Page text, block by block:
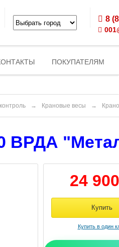
8
ПОКУПАТЕЛЯМ
→ Крановые весы →
ВРДА
24 900